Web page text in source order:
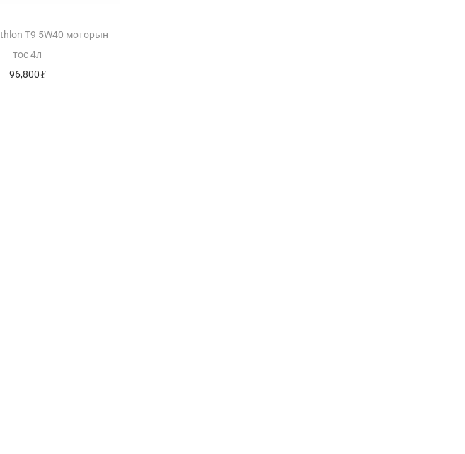
T9 5W40 моторын
тос 4л
96,800₮